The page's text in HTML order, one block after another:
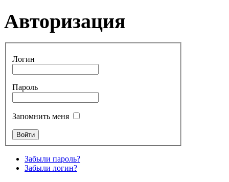
Авторизация
Логин
Пароль
Запомнить меня
Забыли пароль?
Забыли логин?